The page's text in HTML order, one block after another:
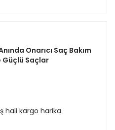
Onarıcı Saç Bakım
Güçlü Saçlar
hali kargo harika